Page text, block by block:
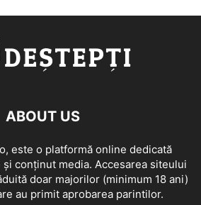
ABOUT US
este o platformă online dedicată
conținut media. Accesarea siteului
doar majorilor (minimum 18 ani)
au primit aprobarea parintilor.